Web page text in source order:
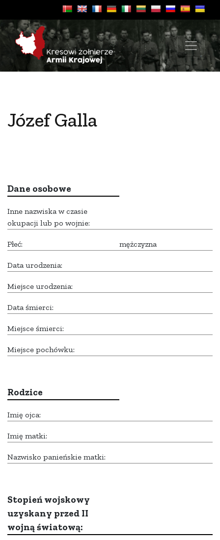
Józef Galla
Dane osobowe
Inne nazwiska w czasie
okupacji lub po wojnie:
Płeć: mężczyzna
Data urodzenia:
Miejsce urodzenia:
Data śmierci:
Miejsce śmierci:
Miejsce pochówku:
Rodzice
Imię ojca:
Imię matki:
Nazwisko panieńskie matki:
Stopień wojskowy
uzyskany przed II
wojną światową: